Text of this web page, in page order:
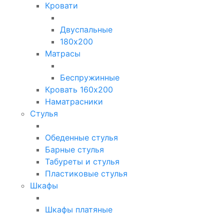
Кровати
Двуспальные
180х200
Матрасы
Беспружинные
Кровать 160х200
Наматрасники
Стулья
Обеденные стулья
Барные стулья
Табуреты и стулья
Пластиковые стулья
Шкафы
Шкафы платяные